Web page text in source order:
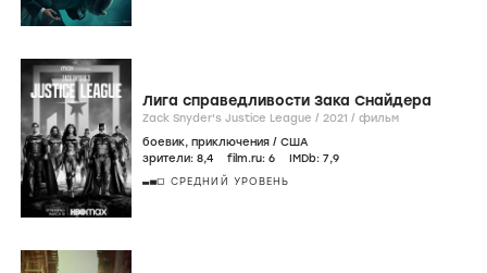
Лига справедливости Зака Снайдера
Zack Snyder's Justice League / 2021 / фильм
боевик, приключения / США
зрители: 8,4 film.ru: 6 IMDb: 7,9
СРЕДНИЙ УРОВЕНЬ